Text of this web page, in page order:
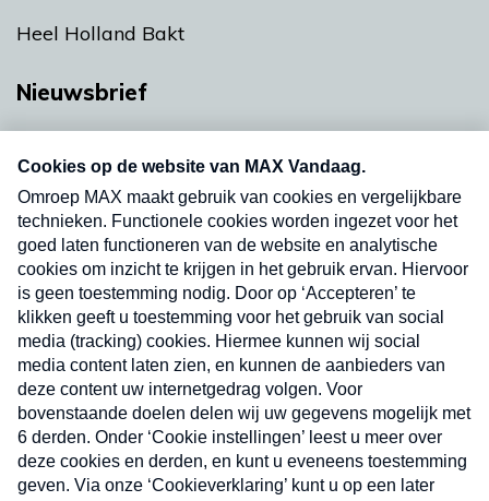
Heel Holland Bakt
Nieuwsbrief
nieuwsbrief. Elke vrijdag- en dinsdagochtend in
uw mailbox.
Verzend
Nieuwsbrief